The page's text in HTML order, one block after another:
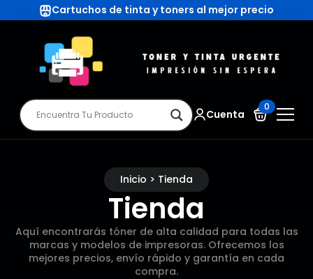
Cartuchos de tinta y toners al mejor precio
Cuenta
0
Inicio > Tienda
Tienda
Aquí encontrarás tóner de alta calidad para todas las
marcas y modelos de impresoras. Ofrecemos los
mejores precios, envío rápido y garantía en cada
compra.